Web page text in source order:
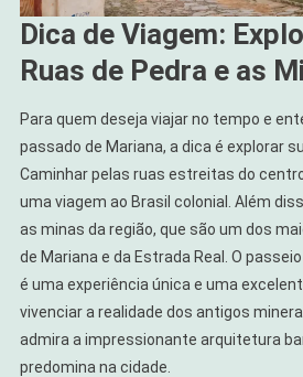
Dica de Viagem:
Ruas de Pedra e as
Para quem deseja viajar no tempo e
passado de Mariana, a dica é explorar
Caminhar pelas ruas estreitas do
uma viagem ao Brasil colonial. Além
as minas da região, que são um dos
de Mariana e da Estrada Real. O
é uma experiência única e uma
vivenciar a realidade dos antigos
admira a impressionante arquitetura
predomina na cidade.